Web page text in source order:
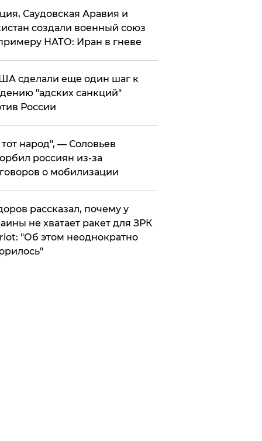
Саудовская Аравия и
создали военный союз
НАТО: Иран в гневе
сделали еще один шаг к
"адских санкций"
России
народ", — Соловьев
россиян из-за
о мобилизации
рассказал, почему у
не хватает ракет для ЗРК
"Об этом неоднократно